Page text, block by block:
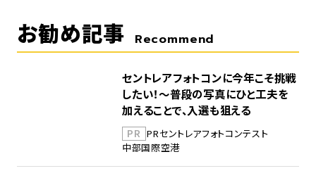
お勧め記事 Recommend
セントレアフォトコンに今年こそ挑戦
したい！～普段の写真にひと工夫を
加えることで、入選も狙える
PR PRセントレアフォトコンテスト
中部国際空港